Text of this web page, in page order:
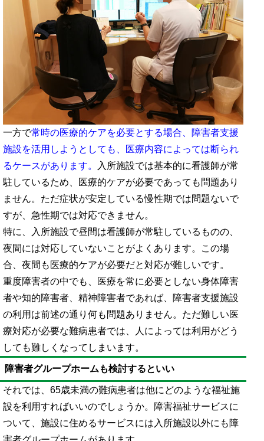
一方で常時の医療的ケアを必要とする場合、障害者支援
施設を活用しようとしても、医療内容によっては断られ
るケースがあります。
入所施設では基本的に看護師が常
駐しているため、医療的ケアが必要であっても問題あり
ません。ただ症状が安定している慢性期では問題ないで
すが、急性期では対応できません。
特に、入所施設で昼間は看護師が常駐しているものの、
夜間には対応していないことがよくあります。この場
合、夜間も医療的ケアが必要だと対応が難しいです。
重度障害者の中でも、医療を常に必要としない身体障害
者や知的障害者、精神障害者であれば、障害者支援施設
の利用は前述の通り何も問題ありません。ただ難しい医
療対応が必要な難病患者では、人によっては利用がどう
しても難しくなってしまいます。
障害者グループホームも検討するといい
それでは、65歳未満の難病患者は他にどのような福祉施
設を利用すればいいのでしょうか。障害福祉サービスに
ついて、施設に住めるサービスには入所施設以外にも障